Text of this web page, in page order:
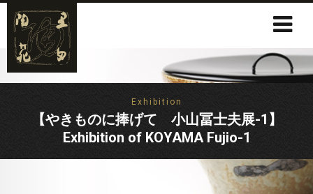
Exhibition
【やきものに捧げて 小山冨士夫展-1】
Exhibition of KOYAMA Fujio-1